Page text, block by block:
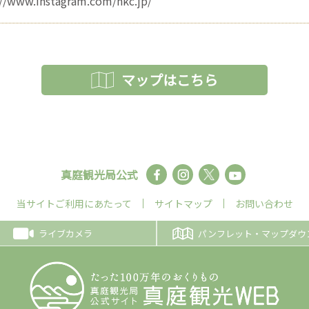
マップはこちら
真庭観光局公式
当サイトご利用にあたって サイトマップ お問い合わせ
ライブカメラ パンフレット・マップダウ